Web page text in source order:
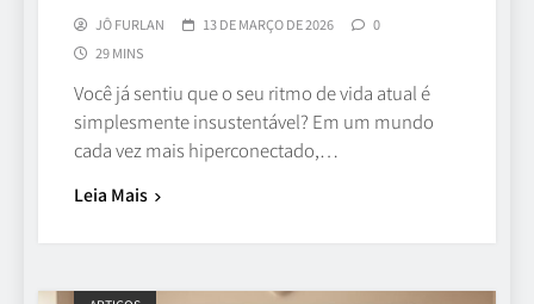
JÔ FURLAN 13 DE MARÇO DE 2026
0
29 MINS
Você já sentiu que o seu ritmo de vida atual é
simplesmente insustentável? Em um mundo
cada vez mais hiperconectado,…
Leia Mais